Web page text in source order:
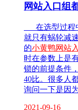
网站入口组
在选型过程
就只有蜗轮减
的小黄鸭网站
时在参数上是
锁的前提条件
40比。很多人
询问一下是因
2021-09-16